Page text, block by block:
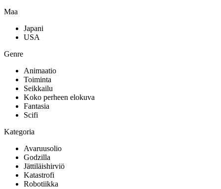
Maa
Japani
USA
Genre
Animaatio
Toiminta
Seikkailu
Koko perheen elokuva
Fantasia
Scifi
Kategoria
Avaruusolio
Godzilla
Jättiläishirviö
Katastrofi
Robotiikka